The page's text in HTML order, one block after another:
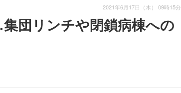
団リンチや閉鎖病棟への
2021年6月17日（木） 09時15分